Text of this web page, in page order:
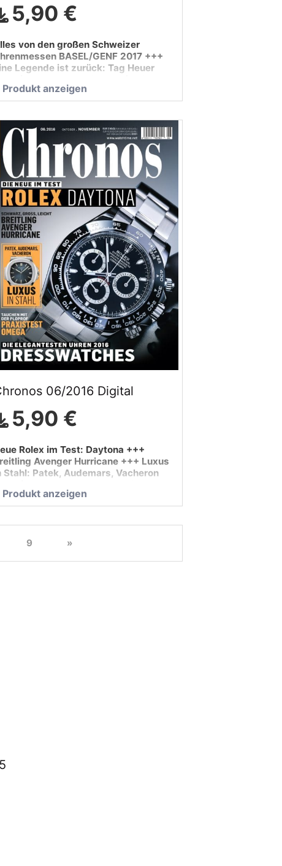
5,90 €
von den großen Schweizer
BASEL/GENF 2017 +++
Legende ist zurück: Tag Heuer
…
Produkt anzeigen
06/2016 Digital
5,90 €
Rolex im Test: Daytona +++
Avenger Hurricane +++ Luxus
Stahl: Patek, Audemars, Vacheron
Produkt anzeigen
9 »